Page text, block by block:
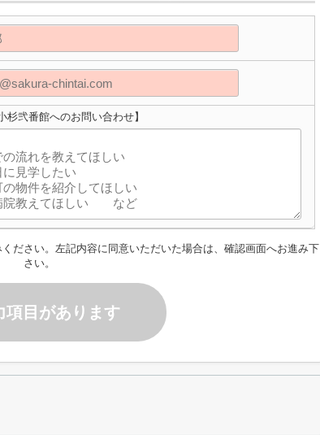
杉弐番館へのお問い合わせ】
ださい。左記内容に同意いただいた場合は、確認画面へお進み下
さい。
項目があります